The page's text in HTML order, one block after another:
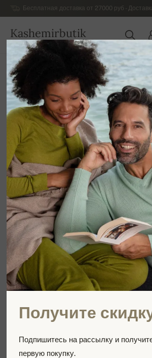
Бесплатная доставка от 27000 руб -
Kashemirbutik
РОССИЯ
Главная
Получите
Подпишитесь на рассылку и
первую покупку.